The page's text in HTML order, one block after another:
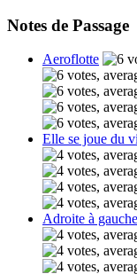
Notes de Passage
Aeroflotte
Elle se joue du
Adroite à gauche